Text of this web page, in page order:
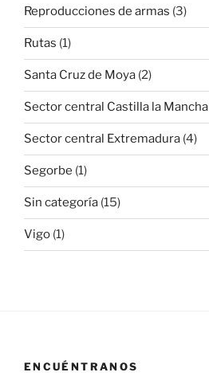
Reproducciones de armas (3)
Rutas (1)
Santa Cruz de Moya (2)
Sector central Castilla la Mancha
Sector central Extremadura (4)
Segorbe (1)
Sin categoría (15)
Vigo (1)
ENCUÉNTRANOS